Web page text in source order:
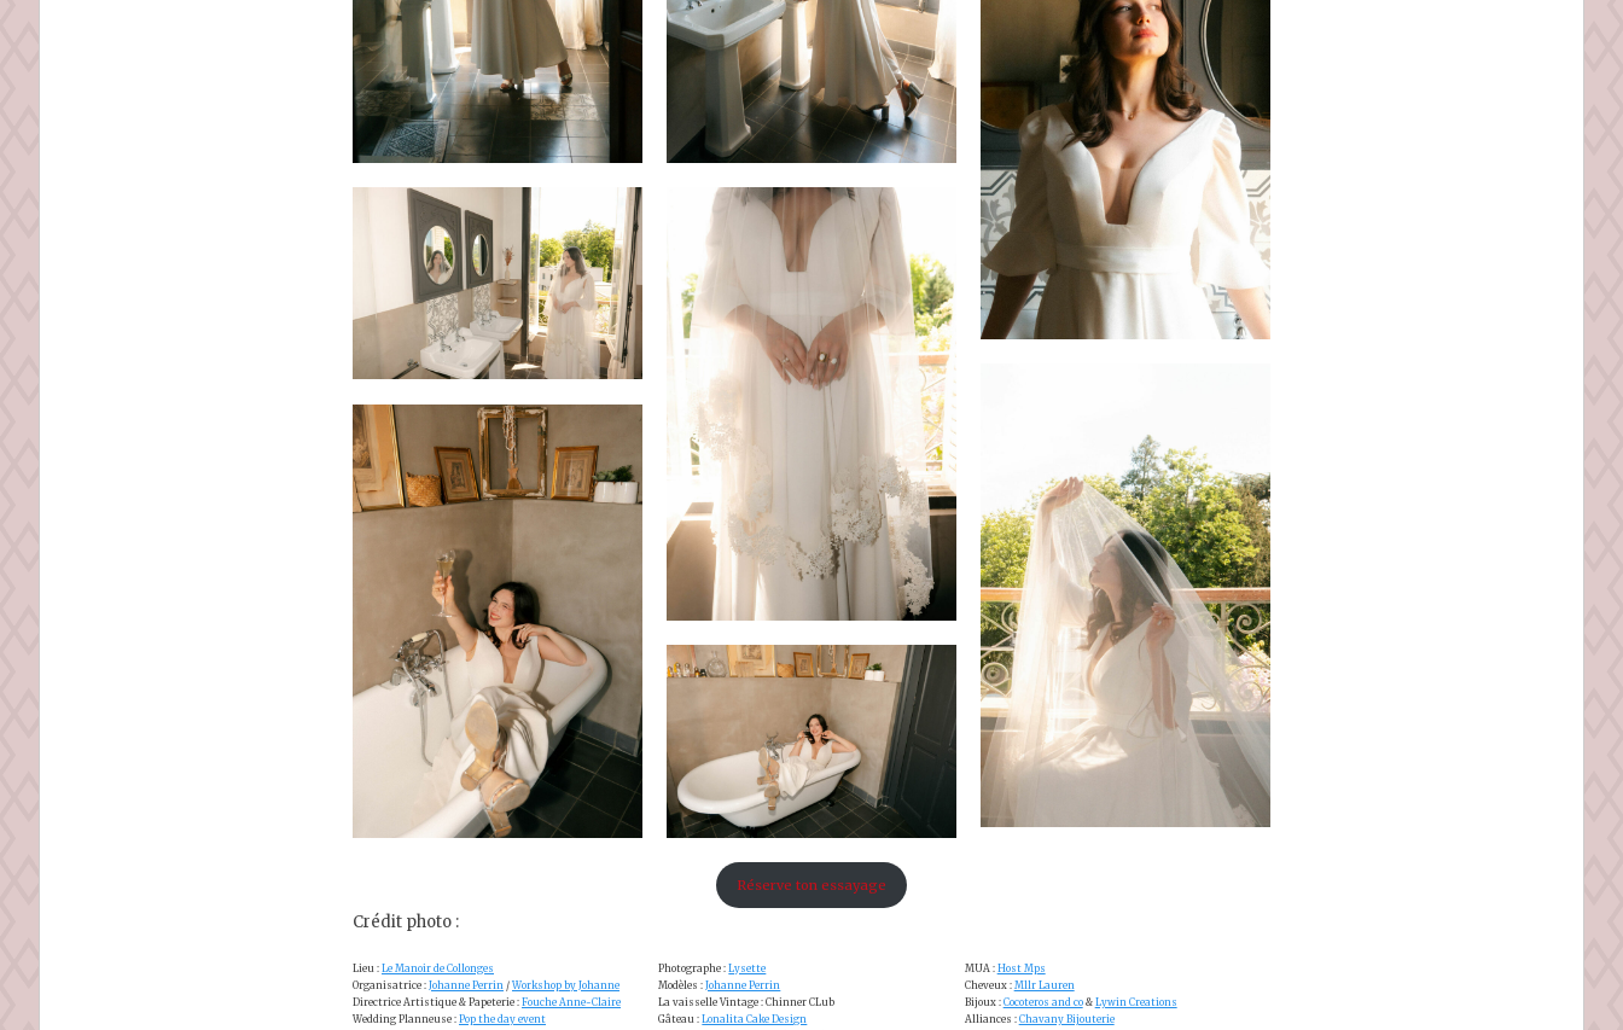
Réserve ton essayage
Crédit photo :
Lieu : Le Manoir de Collonges
Organisatrice : Johanne Perrin / Workshop by Johanne
Directrice Artistique & Papeterie : Fouche Anne-Claire
Wedding Planneuse : Pop the day event
Photographe :Lysette
Modèles :Johanne Perrin
La vaisselle Vintage : Chinner CLub
Gâteau :Lonalita Cake Design
MUA : Host Mps
Cheveux : Mllr Lauren
Bijoux : Cocoteros and co& Lywin Creations
Alliances : Chavany Bijouterie